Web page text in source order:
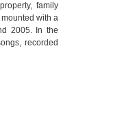
family
with a
2005. In the
recorded